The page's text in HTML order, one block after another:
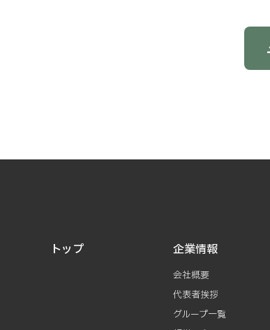
トップ 企業情報
会社概要
代表者挨拶
グループ一覧